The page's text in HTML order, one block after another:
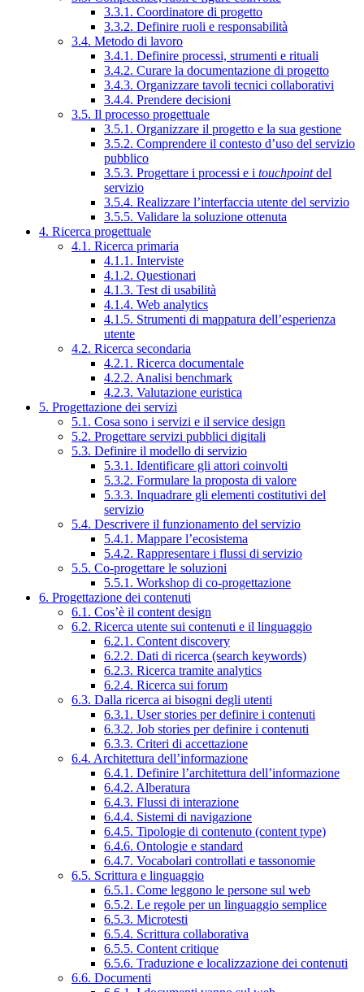
3.3.1. Coordinatore di progetto
3.3.2. Definire ruoli e responsabilità
3.4. Metodo di lavoro
3.4.1. Definire processi, strumenti e rituali
3.4.2. Curare la documentazione di progetto
3.4.3. Organizzare tavoli tecnici collaborativi
3.4.4. Prendere decisioni
3.5. Il processo progettuale
3.5.1. Organizzare il progetto e la sua gestione
3.5.2. Comprendere il contesto d’uso del servizio
pubblico
3.5.3. Progettare i processi e i touchpointdel
servizio
3.5.4. Realizzare l’interfaccia utente del servizio
3.5.5. Validare la soluzione ottenuta
4. Ricerca progettuale
4.1. Ricerca primaria
4.1.1. Interviste
4.1.2. Questionari
4.1.3. Test di usabilità
4.1.4. Web analytics
4.1.5. Strumenti di mappatura dell’esperienza
utente
4.2. Ricerca secondaria
4.2.1. Ricerca documentale
4.2.2. Analisi benchmark
4.2.3. Valutazione euristica
5. Progettazione dei servizi
5.1. Cosa sono i servizi e il service design
5.2. Progettare servizi pubblici digitali
5.3. Definire il modello di servizio
5.3.1. Identificare gli attori coinvolti
5.3.2. Formulare la proposta di valore
5.3.3. Inquadrare gli elementi costitutivi del
servizio
5.4. Descrivere il funzionamento del servizio
5.4.1. Mappare l’ecosistema
5.4.2. Rappresentare i flussi di servizio
5.5. Co-progettare le soluzioni
5.5.1. Workshop di co-progettazione
6. Progettazione dei contenuti
6.1. Cos’è il content design
6.2. Ricerca utente sui contenuti e il linguaggio
6.2.1. Content discovery
6.2.2. Dati di ricerca (search keywords)
6.2.3. Ricerca tramite analytics
6.2.4. Ricerca sui forum
6.3. Dalla ricerca ai bisogni degli utenti
6.3.1. User stories per definire i contenuti
6.3.2. Job stories per definire i contenuti
6.3.3. Criteri di accettazione
6.4. Architettura dell’informazione
6.4.1. Definire l’architettura dell’informazione
6.4.2. Alberatura
6.4.3. Flussi di interazione
6.4.4. Sistemi di navigazione
6.4.5. Tipologie di contenuto (content type)
6.4.6. Ontologie e standard
6.4.7. Vocabolari controllati e tassonomie
6.5. Scrittura e linguaggio
6.5.1. Come leggono le persone sul web
6.5.2. Le regole per un linguaggio semplice
6.5.3. Microtesti
6.5.4. Scrittura collaborativa
6.5.5. Content critique
6.5.6. Traduzione e localizzazione dei contenuti
6.6. Documenti